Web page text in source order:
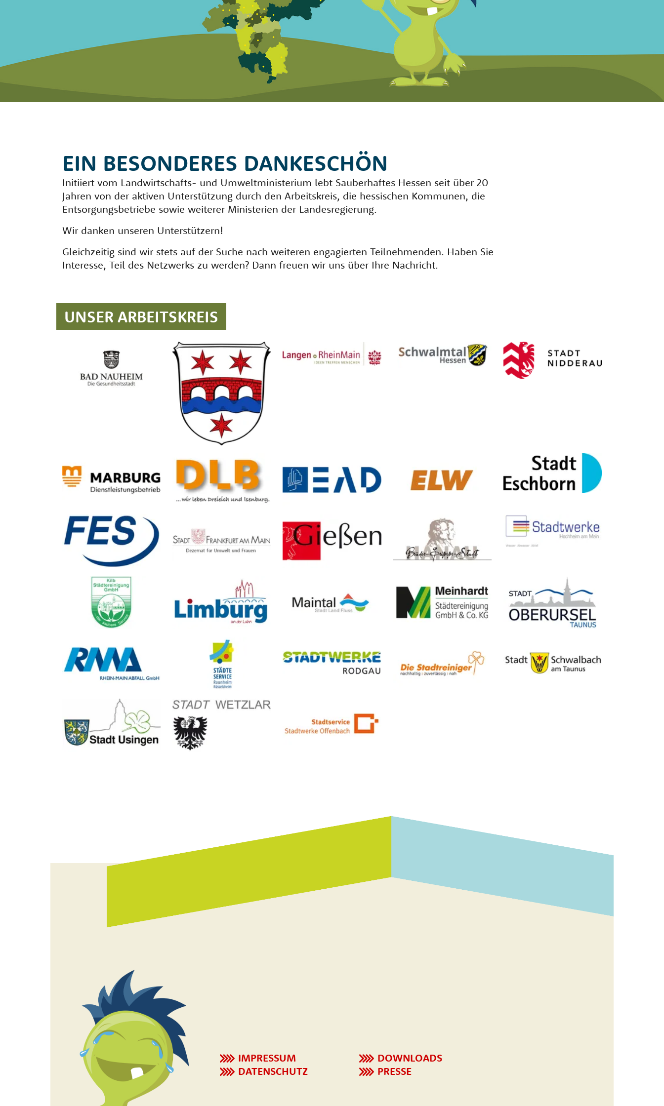
EIN BESONDERES DANKESCHÖN
Initiiert vom Landwirtschafts- und Umweltministerium lebt Sauberhaftes Hessen seit über 20
Jahren von der aktiven Unterstützung durch den Arbeitskreis, die hessischen Kommunen, die
Entsorgungsbetriebe sowie weiterer Ministerien der Landesregierung.
Wir danken unseren Unterstützern!
Gleichzeitig sind wir stets auf der Suche nach weiteren engagierten Teilnehmenden. Haben Sie
Interesse, Teil des Netzwerks zu werden? Dann freuen wir uns über Ihre Nachricht.
UNSER ARBEITSKREIS
IMPRESSUM
DATENSCHUTZ
DOWNLOADS
PRESSE